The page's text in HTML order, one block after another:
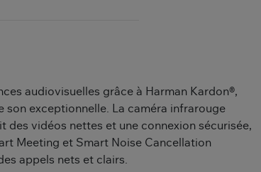
audiovisuelles grâce à Harman Kardon®,
son exceptionnelle. La caméra infrarouge
des vidéos nettes et une connexion sécurisée,
Meeting et Smart Noise Cancellation
appels nets et clairs.